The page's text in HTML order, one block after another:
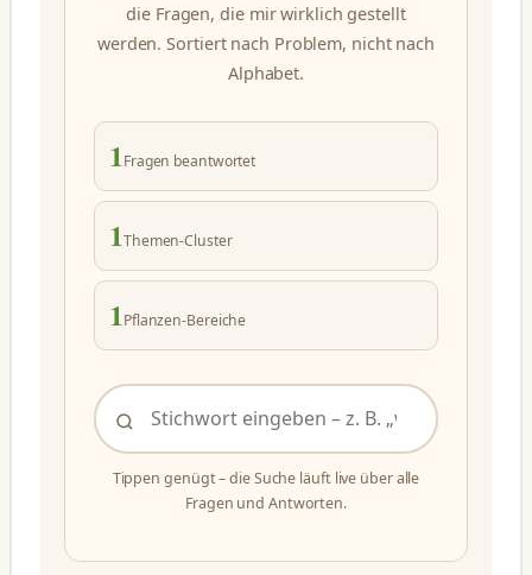
die Fragen, die mir wirklich gestellt
werden. Sortiert nach Problem, nicht nach
Alphabet.
1Fragen beantwortet
1Themen-Cluster
1Pflanzen-Bereiche
Tippen genügt – die Suche läuft live über alle
Fragen und Antworten.